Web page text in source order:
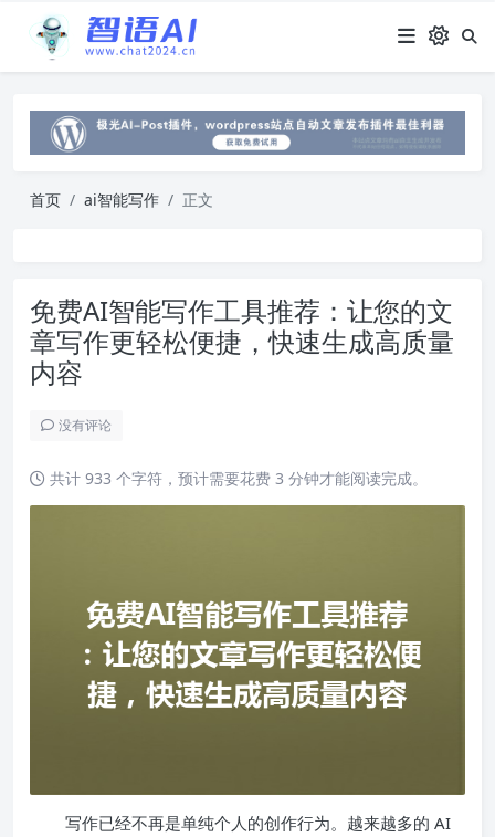
首页 ai智能写作 正文
免费AI智能写作工具推荐：让您的文
章写作更轻松便捷，快速生成高质量
内容
没有评论
共计 933 个字符，预计需要花费 3 分钟才能阅读完成。
写作已经不再是单纯个人的创作行为。越来越多的 AI